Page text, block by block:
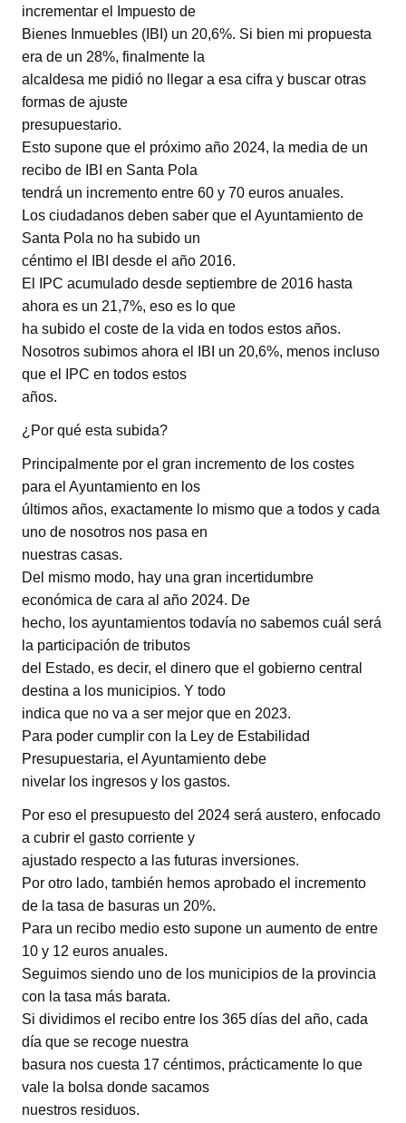
incrementar el Impuesto de
Bienes Inmuebles (IBI) un 20,6%. Si bien mi propuesta
era de un 28%, finalmente la
alcaldesa me pidió no llegar a esa cifra y buscar otras
formas de ajuste
presupuestario.
Esto supone que el próximo año 2024, la media de un
recibo de IBI en Santa Pola
tendrá un incremento entre 60 y 70 euros anuales.
Los ciudadanos deben saber que el Ayuntamiento de
Santa Pola no ha subido un
céntimo el IBI desde el año 2016.
El IPC acumulado desde septiembre de 2016 hasta
ahora es un 21,7%, eso es lo que
ha subido el coste de la vida en todos estos años.
Nosotros subimos ahora el IBI un 20,6%, menos incluso
que el IPC en todos estos
años.
¿Por qué esta subida?
Principalmente por el gran incremento de los costes
para el Ayuntamiento en los
últimos años, exactamente lo mismo que a todos y cada
uno de nosotros nos pasa en
nuestras casas.
Del mismo modo, hay una gran incertidumbre
económica de cara al año 2024. De
hecho, los ayuntamientos todavía no sabemos cuál será
la participación de tributos
del Estado, es decir, el dinero que el gobierno central
destina a los municipios. Y todo
indica que no va a ser mejor que en 2023.
Para poder cumplir con la Ley de Estabilidad
Presupuestaria, el Ayuntamiento debe
nivelar los ingresos y los gastos.
Por eso el presupuesto del 2024 será austero, enfocado
a cubrir el gasto corriente y
ajustado respecto a las futuras inversiones.
Por otro lado, también hemos aprobado el incremento
de la tasa de basuras un 20%.
Para un recibo medio esto supone un aumento de entre
10 y 12 euros anuales.
Seguimos siendo uno de los municipios de la provincia
con la tasa más barata.
Si dividimos el recibo entre los 365 días del año, cada
día que se recoge nuestra
basura nos cuesta 17 céntimos, prácticamente lo que
vale la bolsa donde sacamos
nuestros residuos.